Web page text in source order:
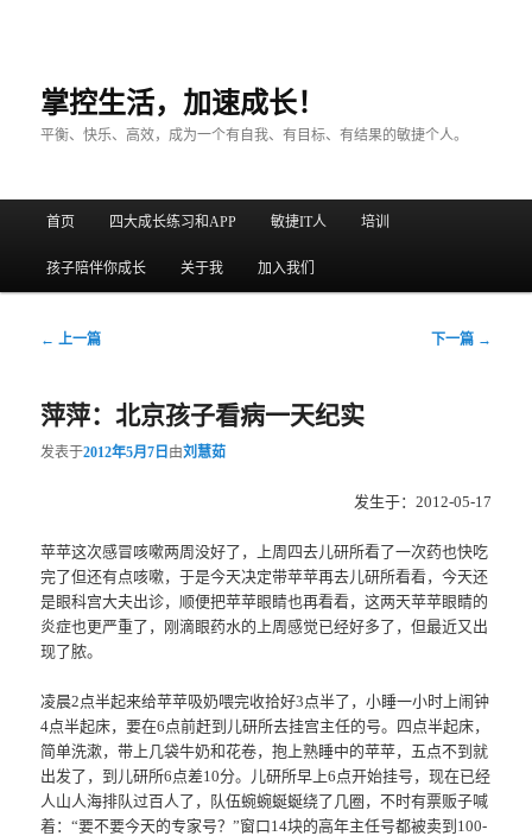
掌控生活，加速成长！
平衡、快乐、高效，成为一个有自我、有目标、有结果的敏捷个人。
跳至主内容区域
跳至副内容区域
首页 四大成长练习和APP 敏捷IT人 培训
孩子陪伴你成长 关于我 加入我们
文章导航
← 上一篇 下一篇 →
萍萍：北京孩子看病一天纪实
发表于2012年5月7日 由刘慧茹
发生于：2012-05-17
苹苹这次感冒咳嗽两周没好了，上周四去儿研所看了一次药也快吃
完了但还有点咳嗽，于是今天决定带苹苹再去儿研所看看，今天还
是眼科宫大夫出诊，顺便把苹苹眼睛也再看看，这两天苹苹眼睛的
炎症也更严重了，刚滴眼药水的上周感觉已经好多了，但最近又出
现了脓。
凌晨2点半起来给苹苹吸奶喂完收拾好3点半了，小睡一小时上闹钟
4点半起床，要在6点前赶到儿研所去挂宫主任的号。四点半起床，
简单洗漱，带上几袋牛奶和花卷，抱上熟睡中的苹苹，五点不到就
出发了，到儿研所6点差10分。儿研所早上6点开始挂号，现在已经
人山人海排队过百人了，队伍蜿蜿蜒蜒绕了几圈，不时有票贩子喊
着：“要不要今天的专家号？”窗口14块的高年主任号都被卖到100-